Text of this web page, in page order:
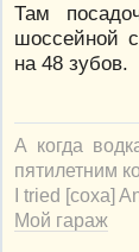
Там
шоссейной
на 48 зубов.
А когда
пятилетним
I tried [соха]
Мой гараж